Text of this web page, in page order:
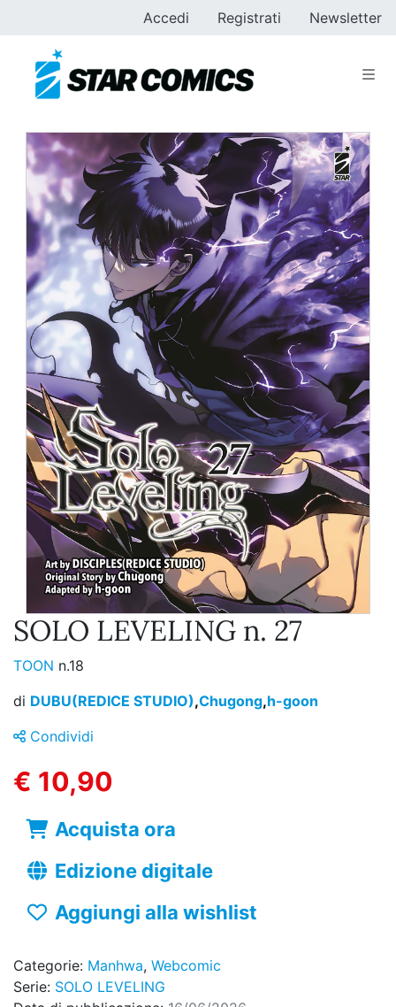
Accedi Registrati Newsletter
SOLO LEVELING n. 27
TOON n.18
di DUBU(REDICE STUDIO),Chugong,h-goon
Condividi
€ 10,90
Acquista ora
Edizione digitale
Aggiungi alla wishlist
Categorie: Manhwa, Webcomic
Serie: SOLO LEVELING